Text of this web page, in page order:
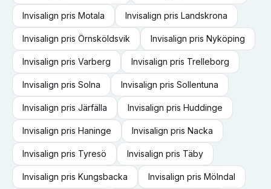
Invisalign pris Motala Invisalign pris Landskrona
Invisalign pris Örnsköldsvik Invisalign pris Nyköping
Invisalign pris Varberg Invisalign pris Trelleborg
Invisalign pris Solna Invisalign pris Sollentuna
Invisalign pris Järfälla Invisalign pris Huddinge
Invisalign pris Haninge Invisalign pris Nacka
Invisalign pris Tyresö Invisalign pris Täby
Invisalign pris Kungsbacka Invisalign pris Mölndal